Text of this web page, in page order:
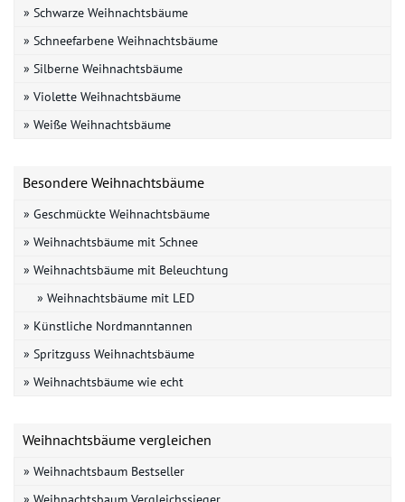
» Schwarze Weihnachtsbäume
» Schneefarbene Weihnachtsbäume
» Silberne Weihnachtsbäume
» Violette Weihnachtsbäume
» Weiße Weihnachtsbäume
Besondere Weihnachtsbäume
» Geschmückte Weihnachtsbäume
» Weihnachtsbäume mit Schnee
» Weihnachtsbäume mit Beleuchtung
» Weihnachtsbäume mit LED
» Künstliche Nordmanntannen
» Spritzguss Weihnachtsbäume
» Weihnachtsbäume wie echt
Weihnachtsbäume vergleichen
» Weihnachtsbaum Bestseller